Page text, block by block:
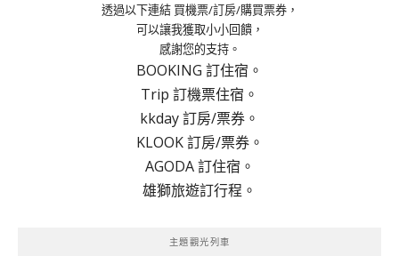
透過以下連結 買機票/訂房/購買票券，
可以讓我獲取小小回饋，
感謝您的支持。
BOOKING 訂住宿。
Trip 訂機票住宿。
kkday 訂房/票券。
KLOOK 訂房/票券。
AGODA 訂住宿。
雄獅旅遊訂行程。
主題觀光列車